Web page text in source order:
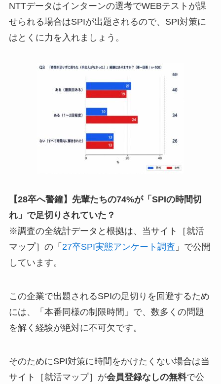
NTTデータはインターンの選考でWEBテストが課
せられる場合はSPIが出題されるので、SPI対策に
はとくに力を入れましょう。
【28卒へ警鐘】先輩たちの74%が「SPIの時間切
れ」で足切りされていた？
※調査の全統計データと根拠は、当サイト［就活
マップ］の「 27卒SPI実態アンケート調査 」で公開
しています。
この企業で出題されるSPIの足切りを回避するため
には、「本番同様の制限時間」で、数多くの問題
を解く経験が絶対に不可欠です。
そのためにSPI対策に時間をかけたくない場合は当
サイト［就活マップ］が会員登録なしの無料で公